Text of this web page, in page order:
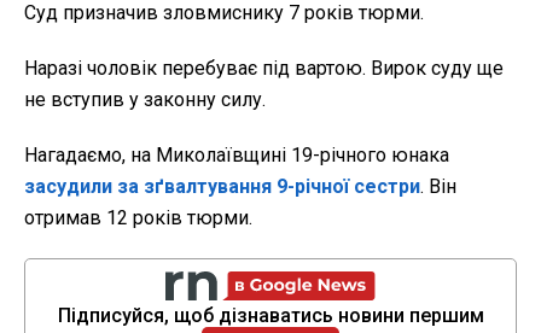
Суд призначив зловмиснику 7 років тюрми.
Наразі чоловік перебуває під вартою. Вирок суду ще
не вступив у законну силу.
Нагадаємо, на Миколаївщині 19-річного юнака
засудили за зґвалтування 9-річної сестри. Він
отримав 12 років тюрми.
Підписуйся, щоб дізнаватись новини першим